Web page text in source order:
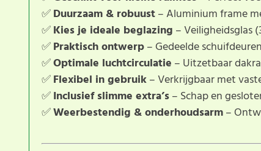
✅Duurzaam & robuust– Aluminium frame
✅Kies je ideale beglazing – Veiligheidsglas
✅Praktisch ontwerp– Gedeelde
✅Optimale luchtcirculatie – Uitzetbaar
✅Flexibel in gebruik– Verkrijgbaar met
✅Inclusief slimme extra’s– Schap en
✅Weerbestendig & onderhoudsarm–